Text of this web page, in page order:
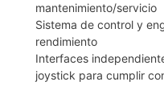
mantenimiento/servicio
Sistema de control y
rendimiento
Interfaces
joystick para cumplir